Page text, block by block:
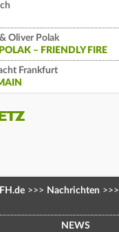
Oliver Polak
– FRIENDLY FIRE
Frankfurt
>>> Nachrichten >>>
NEWS